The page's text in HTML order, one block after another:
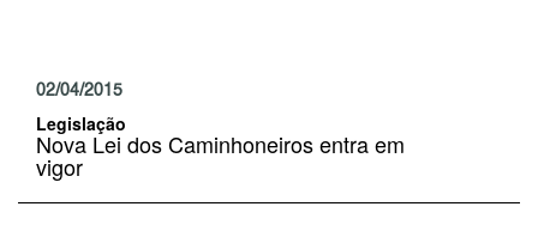
02/04/2015
Legislação
Nova Lei dos Caminhoneiros entra em
vigor